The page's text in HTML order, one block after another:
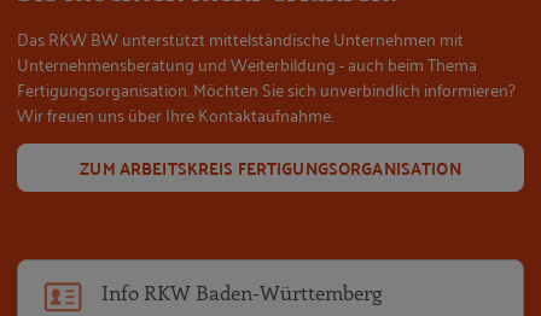
Das RKW BW unterstützt mittelständische Unternehmen mit
Unternehmensberatung und Weiterbildung - auch beim Thema
Fertigungsorganisation. Möchten Sie sich unverbindlich informieren?
Wir freuen uns über Ihre Kontaktaufnahme.
ZUM ARBEITSKREIS FERTIGUNGSORGANISATION
Info RKW Baden-Württemberg